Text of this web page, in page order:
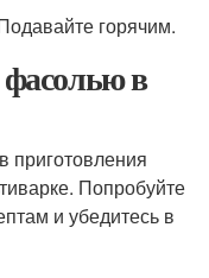
горячим.
в
приготовления
Попробуйте
и убедитесь в